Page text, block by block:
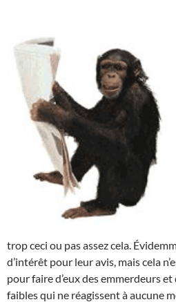
trop ceci ou pas assez cela.
d’intérêt pour leur avis, mais cela
pour faire d’eux des emmerdeurs
faibles qui ne réagissent à aucune